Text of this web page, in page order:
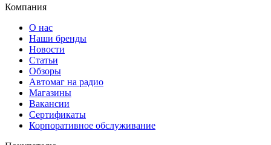
Компания
О нас
Наши бренды
Новости
Статьи
Обзоры
Автомаг на радио
Магазины
Вакансии
Сертификаты
Корпоративное обслуживание